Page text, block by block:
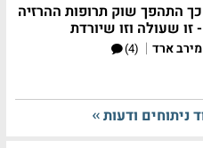
כך התהפך שוק תרופות ההרזיה
- זו שעולה וזו שיורדת
מירב ארד |
(4)
ניתוחים ודעות